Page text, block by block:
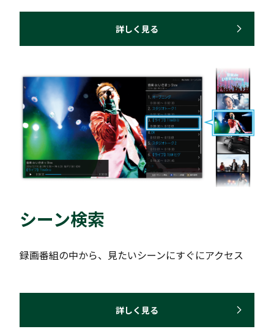
詳しく見る
シーン検索
録画番組の中から、見たいシーンにすぐにアクセス
詳しく見る